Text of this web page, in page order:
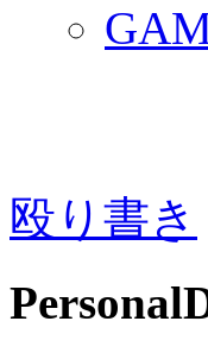
殴り書き